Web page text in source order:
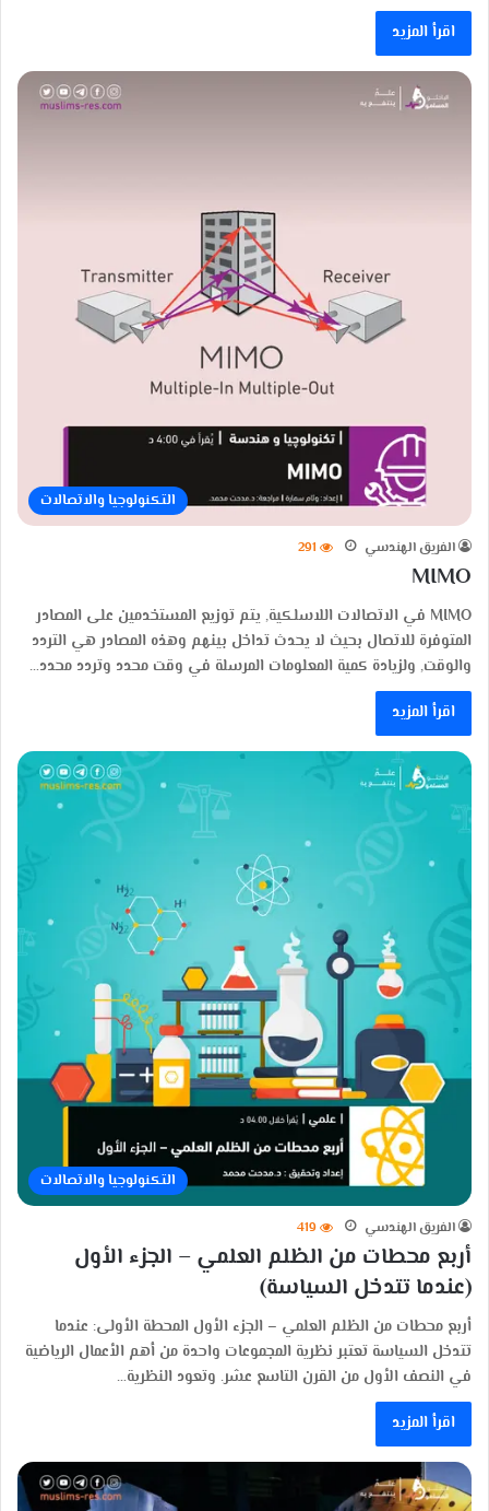
اقرأ المزيد
التكنولوجيا والاتصالات
الفريق الهندسي 291
MIMO
MIMO في الاتصالات اللاسلكية, يتم توزيع المستخدمين على المصادر
المتوفرة للاتصال بحيث لا يحدث تداخل بينهم وهذه المصادر هي التردد
والوقت, ولزيادة كمية المعلومات المرسلة في وقت محدد وتردد محدد…
اقرأ المزيد
التكنولوجيا والاتصالات
الفريق الهندسي 419
أربع محطات من الظلم العلمي – الجزء الأول
(عندما تتدخل السياسة)
أربع محطات من الظلم العلمي – الجزء الأول المحطة الأولى: عندما
تتدخل السياسة تعتبر نظرية المجموعات واحدة من أهم الأعمال الرياضية
في النصف الأول من القرن التاسع عشر. وتعود النظرية…
اقرأ المزيد